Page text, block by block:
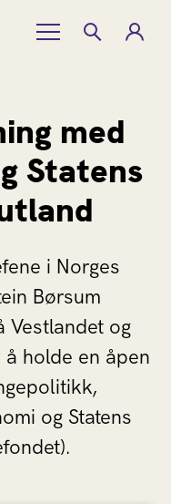
med
Statens
i Norges
Børsum
Vestlandet og
holde en åpen
og Statens